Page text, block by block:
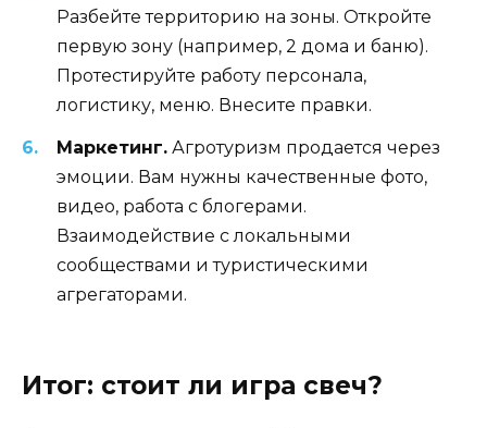
Разбейте территорию на зоны. Откройте
первую зону (например, 2 дома и баню).
Протестируйте работу персонала,
логистику, меню. Внесите правки.
Маркетинг. Агротуризм продается через
эмоции. Вам нужны качественные фото,
видео, работа с блогерами.
Взаимодействие с локальными
сообществами и туристическими
агрегаторами.
Итог: стоит ли игра свеч?